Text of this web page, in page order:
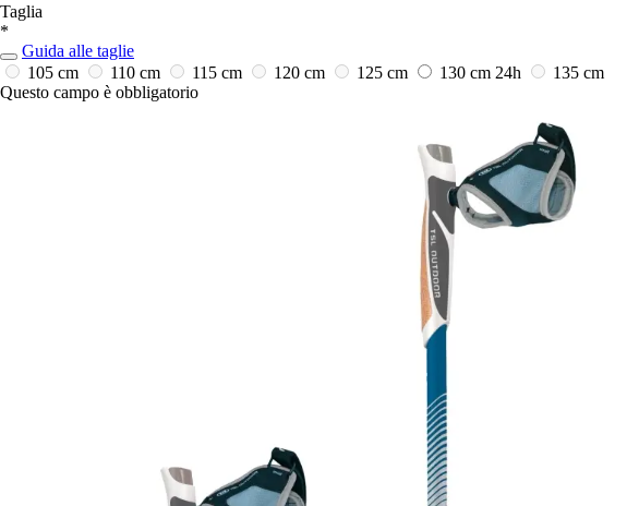
Taglia
*
Guida alle taglie
105 cm
110 cm 115 cm 120 cm 125 cm 130 cm 24h
135 cm
Questo campo è obbligatorio